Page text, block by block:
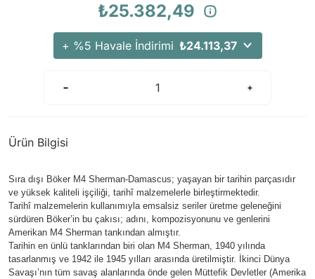
₺25.382,49
+ %5 Havale İndirimi ₺24.113,37
Ürün Bilgisi
Sıra dışı Böker M4 Sherman-Damascus; yaşayan bir tarihin parçasıdır
ve yüksek kaliteli işçiliği, tarihî malzemelerle birleştirmektedir.
Tarihî malzemelerin kullanımıyla emsalsiz seriler üretme geleneğini
sürdüren Böker’in bu çakısı; adını, kompozisyonunu ve genlerini
Amerikan M4 Sherman tankından almıştır.
Tarihin en ünlü tanklarından biri olan M4 Sherman, 1940 yılında
tasarlanmış ve 1942 ile 1945 yılları arasında üretilmiştir. İkinci Dünya
Savaşı’nın tüm savaş alanlarında önde gelen Müttefik Devletler (Amerika